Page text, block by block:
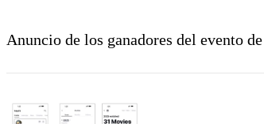
Anuncio de los ganadores del evento